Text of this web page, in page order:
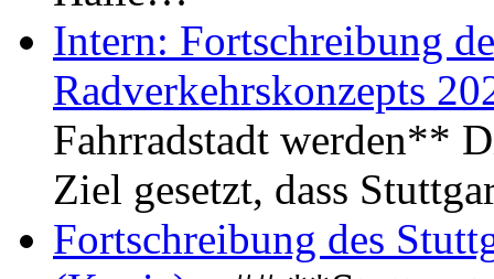
Intern: Fortschreibung
Radverkehrskonzepts
Fahrradstadt werden**
Ziel gesetzt, dass
Fortschreibung des